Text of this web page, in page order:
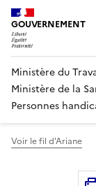
Panneau de
GOUVERNEMENT
Ministère du
Ministère de la
Personnes
Voir le fil d'Ariane